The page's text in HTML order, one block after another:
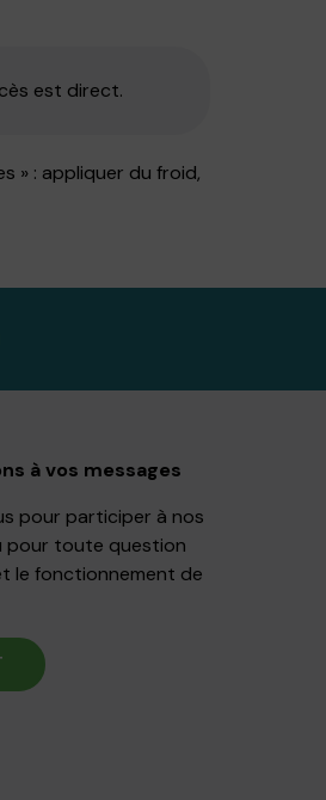
est direct.
» : appliquer du froid,
à vos messages
pour participer à nos
pour toute question
le fonctionnement de